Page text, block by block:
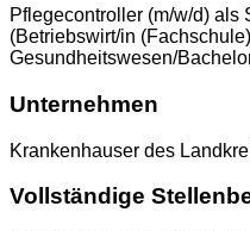
Pflegecontroller (m/w/d) als
(Betriebswirt/in
Gesundheitswesen/
Unternehmen
Krankenhauser des
Vollständige